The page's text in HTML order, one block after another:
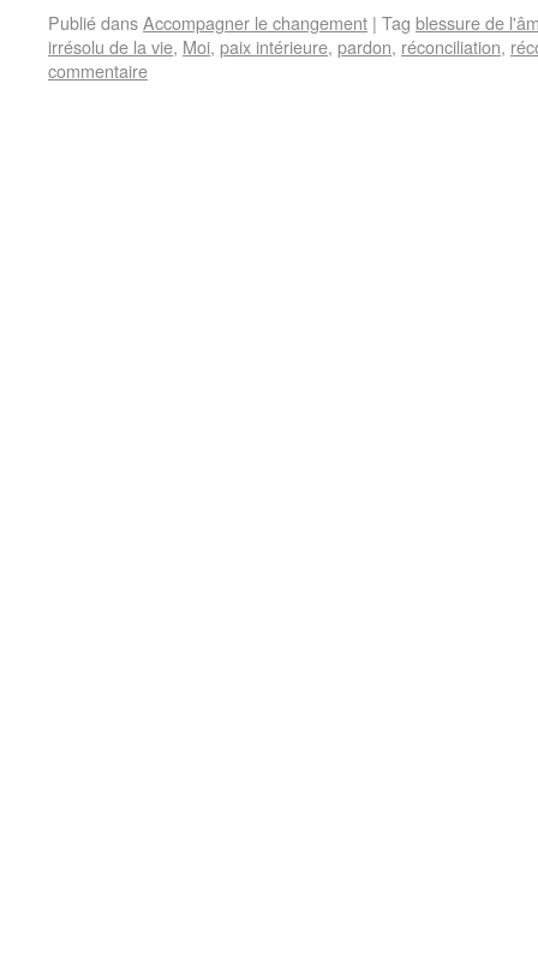
Publié dansAccompagner le changement | Tag blessure de
irrésolu de la vie, Moi, paix intérieure, pardon, réconciliation,
commentaire